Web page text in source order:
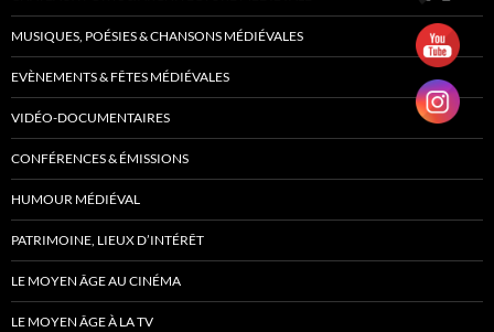
MUSIQUES, POÉSIES & CHANSONS MÉDIÉVALES
EVÈNEMENTS & FÊTES MÉDIÉVALES
VIDÉO-DOCUMENTAIRES
CONFÉRENCES & ÉMISSIONS
HUMOUR MÉDIÉVAL
PATRIMOINE, LIEUX D’INTÉRÊT
LE MOYEN ÂGE AU CINÉMA
LE MOYEN ÂGE À LA TV